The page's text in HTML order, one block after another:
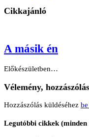
Cikkajánló
A másik én
Előkészületben…
Vélemény,
Hozzászólás küldéséhez
Legutóbbi cikkek